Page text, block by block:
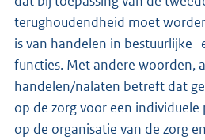
terughoudendheid moet
is van handelen in bestuurlijke-
functies. Met andere woorden,
handelen/nalaten betreft dat
op de zorg voor een
op de organisatie van de zorg